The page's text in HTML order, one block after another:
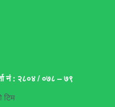
नं : २८०४ / ०७८ – ७९
टिम